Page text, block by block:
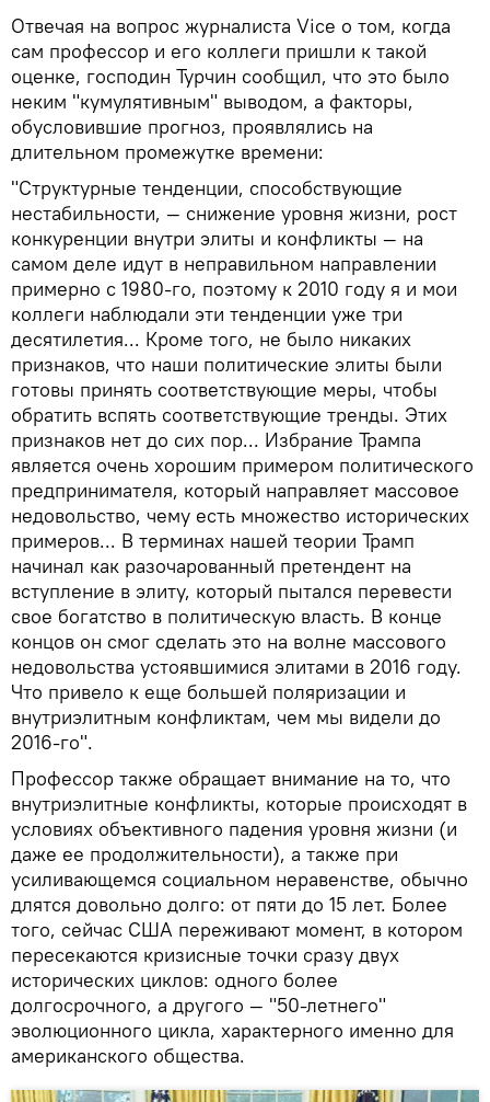
Отвечая на вопрос журналиста Vice о том, когда
сам профессор и его коллеги пришли к такой
оценке, господин Турчин сообщил, что это было
неким "кумулятивным" выводом, а факторы,
обусловившие прогноз, проявлялись на
длительном промежутке времени:
"Структурные тенденции, способствующие
нестабильности, — снижение уровня жизни, рост
конкуренции внутри элиты и конфликты — на
самом деле идут в неправильном направлении
примерно с 1980-го, поэтому к 2010 году я и мои
коллеги наблюдали эти тенденции уже три
десятилетия... Кроме того, не было никаких
признаков, что наши политические элиты были
готовы принять соответствующие меры, чтобы
обратить вспять соответствующие тренды. Этих
признаков нет до сих пор... Избрание Трампа
является очень хорошим примером политического
предпринимателя, который направляет массовое
недовольство, чему есть множество исторических
примеров... В терминах нашей теории Трамп
начинал как разочарованный претендент на
вступление в элиту, который пытался перевести
свое богатство в политическую власть. В конце
концов он смог сделать это на волне массового
недовольства устоявшимися элитами в 2016 году.
Что привело к еще большей поляризации и
внутриэлитным конфликтам, чем мы видели до
2016-го".
Профессор также обращает внимание на то, что
внутриэлитные конфликты, которые происходят в
условиях объективного падения уровня жизни (и
даже ее продолжительности), а также при
усиливающемся социальном неравенстве, обычно
длятся довольно долго: от пяти до 15 лет. Более
того, сейчас США переживают момент, в котором
пересекаются кризисные точки сразу двух
исторических циклов: одного более
долгосрочного, а другого — "50-летнего"
эволюционного цикла, характерного именно для
американского общества.